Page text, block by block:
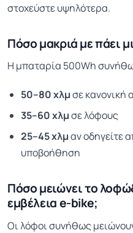
στοχεύστε υψηλότερα.
Πόσο μακριά με πάει
Η μπαταρία 500Wh
50–80 χλμσε κανονική
35–60 χλμσε λόφους
25–45 χλμαν οδηγείτε
υποβοήθηση
Πόσο μειώνει το
εμβέλεια e-bike;
Οι λόφοι συνήθως